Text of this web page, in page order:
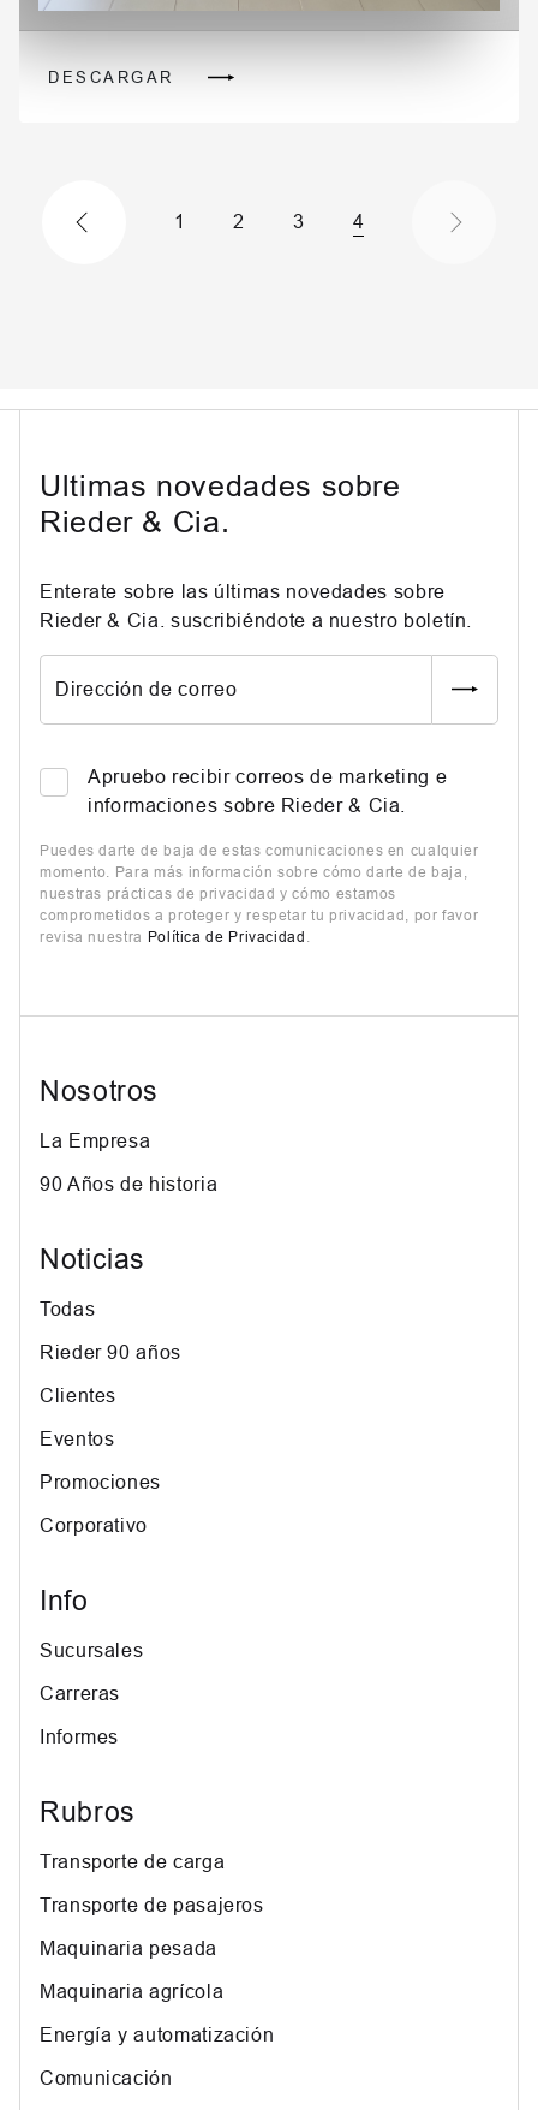
DESCARGAR
1 2 3 4
Ultimas novedades sobre
Rieder & Cia.
Enterate sobre las últimas novedades sobre
Rieder & Cia. suscribiéndote a nuestro boletín.
Dirección de correo
Apruebo recibir correos de marketing e
informaciones sobre Rieder & Cia.
Puedes darte de baja de estas comunicaciones en cualquier
momento. Para más información sobre cómo darte de baja,
nuestras prácticas de privacidad y cómo estamos
comprometidos a proteger y respetar tu privacidad, por favor
revisa nuestra Política de Privacidad .
Nosotros
La Empresa
90 Años de historia
Noticias
Todas
Rieder 90 años
Clientes
Eventos
Promociones
Corporativo
Info
Sucursales
Carreras
Informes
Rubros
Transporte de carga
Transporte de pasajeros
Maquinaria pesada
Maquinaria agrícola
Energía y automatización
Comunicación